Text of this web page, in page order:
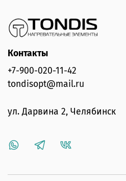
Контакты
+7-900-020-11-42
tondisopt@mail.ru
ул. Дарвина 2, Челябинск